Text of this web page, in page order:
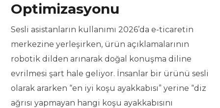
Optimizasyonu
Sesli asistanların kullanımı 2026’da e-ticaretin
merkezine yerleşirken, ürün açıklamalarının
robotik dilden arınarak doğal konuşma diline
evrilmesi şart hale geliyor. İnsanlar bir ürünü sesli
olarak ararken “en iyi koşu ayakkabısı” yerine “diz
ağrısı yapmayan hangi koşu ayakkabısını